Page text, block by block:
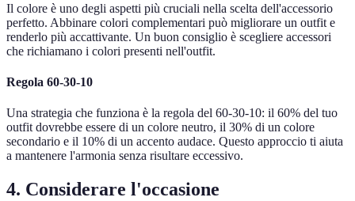
Il colore è uno degli aspetti più cruciali nella scelta dell'accessorio
perfetto. Abbinare colori complementari può migliorare un outfit e
renderlo più accattivante. Un buon consiglio è scegliere accessori
che richiamano i colori presenti nell'outfit.
Regola 60-30-10
Una strategia che funziona è la regola del 60-30-10: il 60% del tuo
outfit dovrebbe essere di un colore neutro, il 30% di un colore
secondario e il 10% di un accento audace. Questo approccio ti aiuta
a mantenere l'armonia senza risultare eccessivo.
4. Considerare l'occasione